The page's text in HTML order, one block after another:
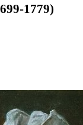
1779)